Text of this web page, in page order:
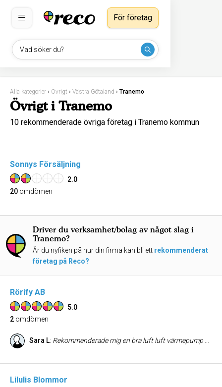
Vad söker du?
För företag
Alla kategorier › Övrigt › Västra Götaland › Tranemo
Övrigt i Tranemo
10 rekommenderade övriga företag i Tranemo kommun
Sonnys Försäljning
2.0
20 omdömen
Driver du verksamhet/bolag av något slag i
Tranemo?
Är du nyfiken på hur din firma kan bli ett rekommenderat
företag på Reco?
Rörify AB
5.0
2 omdömen
Sara L: Rekommenderade mig en bra luft luft värmepump och fick väldigt proffsigt samt snabbt bemötande. De lämnade snyggt efteråt och höll beräknat pris. Ring Tony för grym service 😀
Lilulis Blommor